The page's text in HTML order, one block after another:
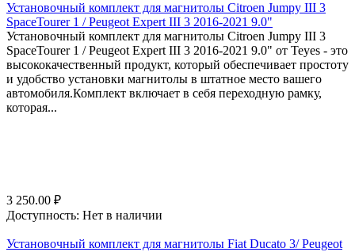
Установочный комплект для магнитолы Citroen Jumpy III 3
SpaceTourer 1 / Peugeot Expert III 3 2016-2021 9.0"
Установочный комплект для магнитолы Citroen Jumpy III 3
SpaceTourer 1 / Peugeot Expert III 3 2016-2021 9.0" от Teyes - это
высококачественный продукт, который обеспечивает простоту
и удобство установки магнитолы в штатное место вашего
автомобиля.Комплект включает в себя переходную рамку,
которая...
3 250.00 ₽
Доступность: Нет в наличии
Установочный комплект для магнитолы Fiat Ducato 3/ Peugeot